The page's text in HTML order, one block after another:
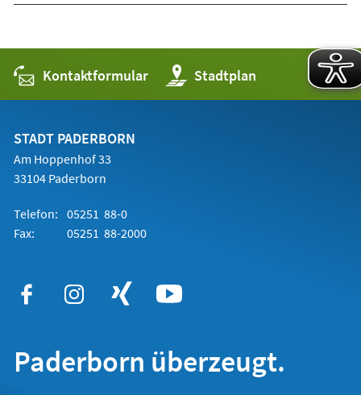
Kontaktformular Stadtplan
(Öffnet
in
einem
STADT PADERBORN
Am Hoppenhof 33
33104 Paderborn
Telefon: 05251 88-0
Fax:
05251 88-2000
Paderborn überzeugt.